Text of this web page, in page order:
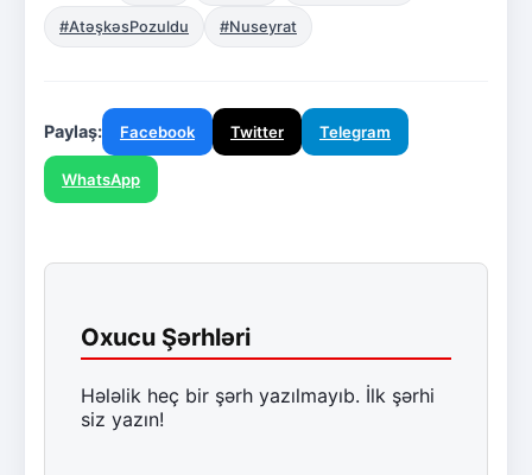
#AtəşkəsPozuldu #Nuseyrat
Paylaş: Facebook Twitter Telegram
WhatsApp
Oxucu Şərhləri
Hələlik heç bir şərh yazılmayıb. İlk şərhi
siz yazın!